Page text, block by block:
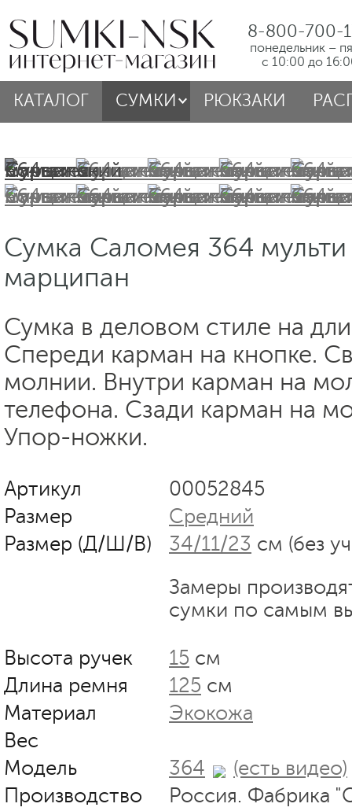
8-800-700-
понедельник –
с 10:00 до
КАТАЛОГ СУМКИ РЮКЗАКИ
Сумка Саломея 364
марципан
Сумка в деловом стиле на
Спереди карман на кнопке.
молнии. Внутри карман на
телефона. Сзади карман на
Упор-ножки.
Артикул
00052845
Размер
Средний
Размер (Д/Ш/В)
34/11/23 см (без
Замеры
сумки по самым
Высота ручек 15 см
Длина ремня
125 см
Материал
Экокожа
Вес
Модель
364
(есть видео)
Производство
Россия. Фабрика